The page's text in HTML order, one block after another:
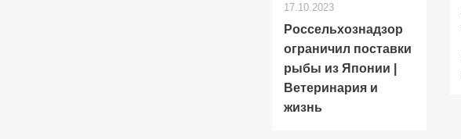
17.10.2023
Россельхознадзор
ограничил поставки
рыбы из Японии |
Ветеринария и
жизнь